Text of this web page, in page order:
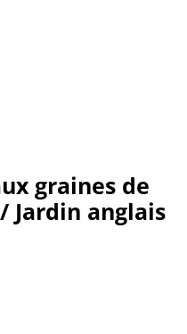
graines de
Jardin anglais